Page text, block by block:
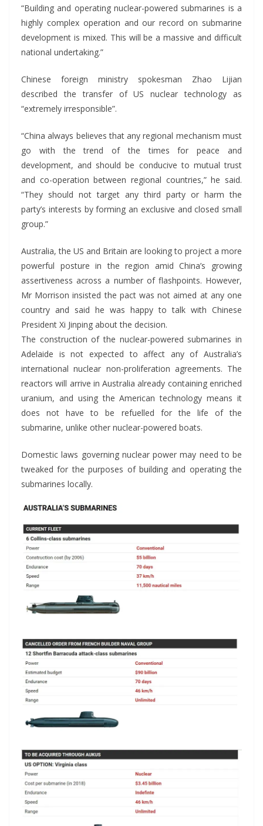
“Building and operating nuclear-powered submarines is a
highly complex operation and our record on submarine
development is mixed. This will be a massive and difficult
national undertaking.”
Chinese foreign ministry spokesman Zhao Lijian
described the transfer of US nuclear technology as
“extremely irresponsible”.
“China always believes that any regional mechanism must
go with the trend of the times for peace and
development, and should be conducive to mutual trust
and co-operation between regional countries,” he said.
“They should not target any third party or harm the
party’s interests by forming an exclusive ‌and closed small
group.”
Australia, the US and Britain are looking to project a more
powerful posture in the region amid China’s growing
assertiveness across a number of flashpoints. However,
Mr Morrison insisted the pact was not aimed at any one
country and said he was happy to talk with Chinese
President Xi Jinping about the decision.
The construction of the nuclear-powered submarines in
Adelaide is not expected to affect any of Australia’s
international nuclear non-proliferation agreements. The
reactors will arrive in Australia already containing enriched
uranium, and using the American technology means it
does not have to be refuelled for the life of the
submarine, unlike other nuclear-powered boats.
Domestic laws governing nuclear power may need to be
tweaked for the purposes of building and operating the
submarines locally.